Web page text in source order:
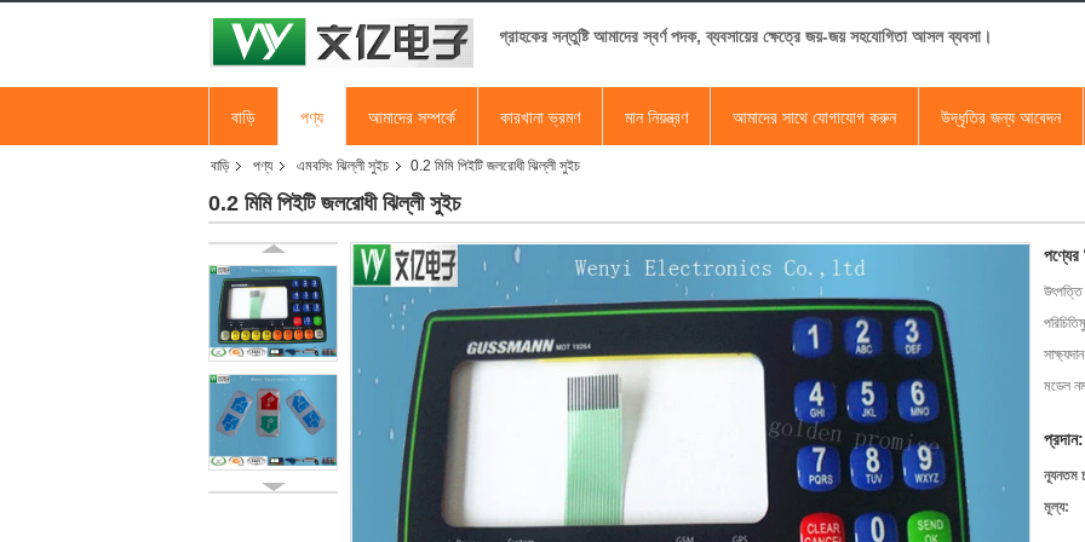
গ্রাহকের সন্তুষ্টি আমাদের স্বর্ণ পদক, ব্যবসায়ের ক্ষেত্রে জয়-জয় সহযোগিতা আসল ব্যবসা।
বাড়ি পণ্য আমাদের সম্পর্কে কারখানা ভ্রমণ মান নিয়ন্ত্রণ আমাদের সাথে যোগাযোগ করুন উদ্ধৃতির জন্য আবেদন
বাড়ি পণ্য এমবসিং ঝিল্লী সুইচ 0.2 মিমি পিইটি জলরোধী ঝিল্লী সুইচ
0.2 মিমি পিইটি জলরোধী ঝিল্লী সুইচ
পণ্যের
মডেল
প্রদান:
ন্যূনতম
মূল্য: